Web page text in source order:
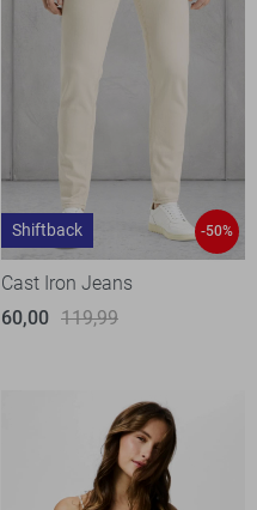
Shiftback -50%
Cast Iron Jeans
60,00 119,99